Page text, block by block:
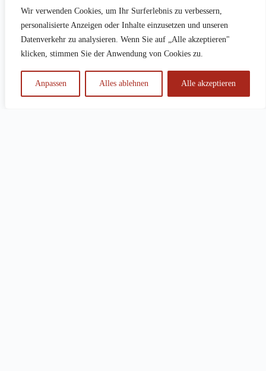
Wir verwenden Cookies, um Ihr Surferlebnis zu verbessern,
personalisierte Anzeigen oder Inhalte einzusetzen und unseren
Datenverkehr zu analysieren. Wenn Sie auf „Alle akzeptieren"
klicken, stimmen Sie der Anwendung von Cookies zu.
Anpassen Alles ablehnen Alle akzeptieren